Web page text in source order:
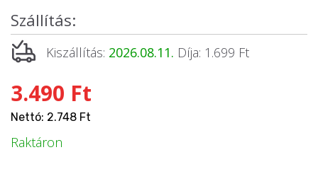
Szállítás:
Kiszállítás: 2026.08.11. Díja: 1.699 Ft
3.490 Ft
Nettó: 2.748 Ft
Raktáron